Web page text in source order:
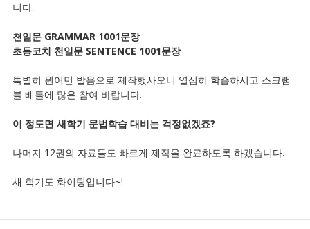
니다.
천일문 GRAMMAR 1001문장
초등코치 천일문 SENTENCE 1001문장
특별히 원어민 발음으로 제작했사오니 열심히 학습하시고 스크램
블 배틀에 많은 참여 바랍니다.
이 정도면 새학기 문법학습 대비는 걱정없겠죠?
나머지 12권의 자료들도 빠르게 제작을 완료하도록 하겠습니다.
새 학기도 화이팅입니다~!